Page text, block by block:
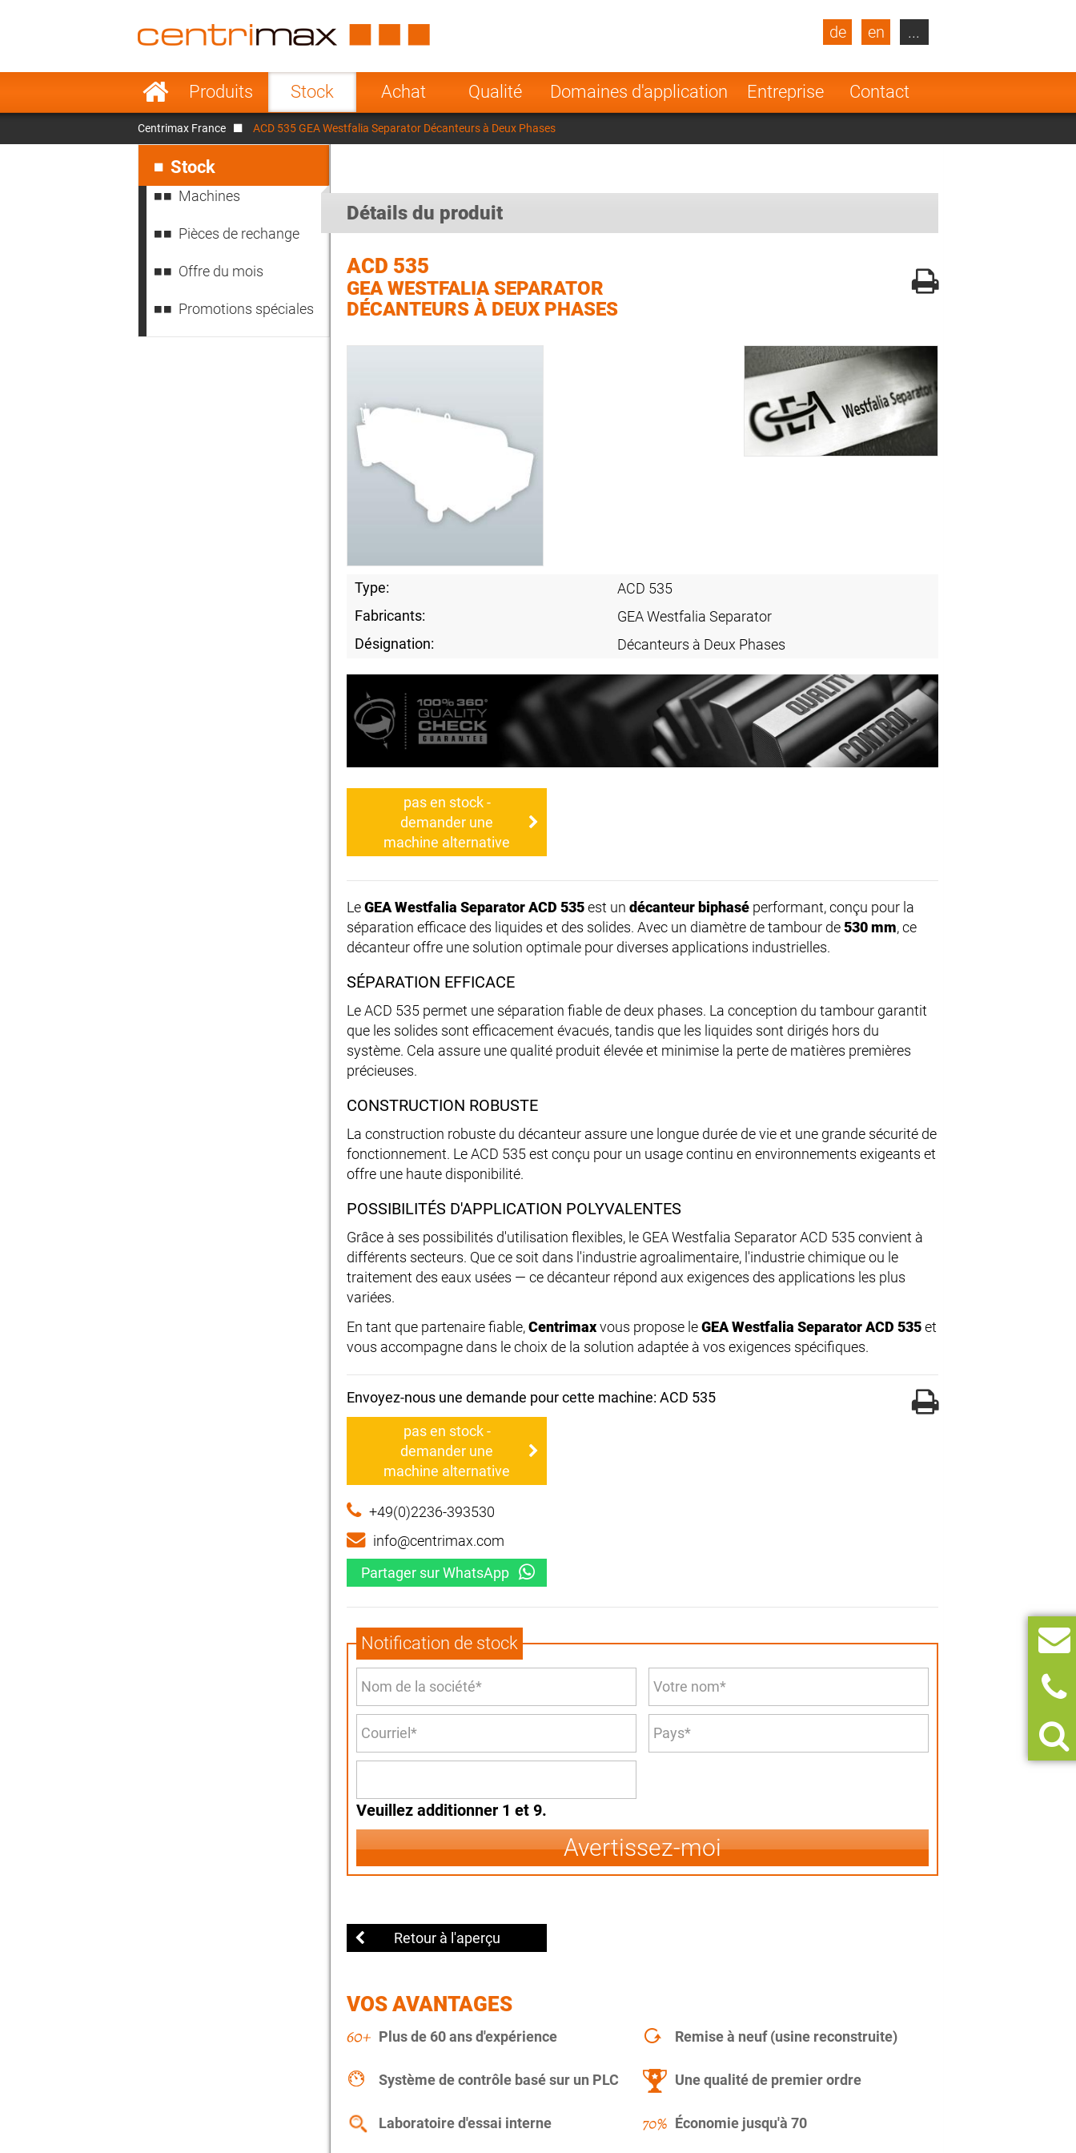
Aller
au
contenu
Produits Stock Achat Qualité Domaines d'application Entreprise Contact
de en
France Italy
Turkey
Sweden
Portugal Poland Norway
Netherlands
Greece
Denmark
China
...
Centrimax France
ACD 535 GEA Westfalia Separator Décanteurs à Deux Phases
au
contenuStock
Machines
Pièces de rechange
Offre du mois
Promotions spéciales
Détails du produit
ACD 535
GEA WESTFALIA SEPARATOR
DÉCANTEURS À DEUX PHASES
Type:
ACD 535
Fabricants:
GEA Westfalia Separator
Désignation:
Décanteurs à Deux Phases
pas en stock -
demander une
machine alternative
LeGEA Westfalia Separator ACD 535est un décanteur biphasé performant, conçu pour la
séparation efficace des liquides et des solides. Avec un diamètre de tambour de530 mm, ce
décanteur offre une solution optimale pour diverses applications industrielles.
SÉPARATION EFFICACE
Le ACD 535 permet une séparation fiable de deux phases. La conception du tambour garantit
que les solides sont efficacement évacués, tandis que les liquides sont dirigés hors du
système. Cela assure une qualité produit élevée et minimise la perte de matières premières
précieuses.
CONSTRUCTION ROBUSTE
La construction robuste du décanteur assure une longue durée de vie et une grande sécurité de
fonctionnement. Le ACD 535 est conçu pour un usage continu en environnements exigeants et
offre une haute disponibilité.
POSSIBILITÉS D'APPLICATION POLYVALENTES
Grâce à ses possibilités d'utilisation flexibles, le GEA Westfalia Separator ACD 535 convient à
différents secteurs. Que ce soit dans l'industrie agroalimentaire, l'industrie chimique ou le
traitement des eaux usées — ce décanteur répond aux exigences des applications les plus
variées.
En tant que partenaire fiable,Centrimaxvous propose leGEA Westfalia Separator ACD 535et
vous accompagne dans le choix de la solution adaptée à vos exigences spécifiques.
Envoyez-nous une demande pour cette machine: ACD 535
pas en stock -
demander une
machine alternative
+49(0)2236-393530
info@centrimax.com
Partager sur WhatsApp
Notification de stock
Veuillez additionner 1 et 9.
Avertissez-moi
Retour à l'aperçu
VOS AVANTAGES
Plus de 60 ans d'expérience Remise à neuf (usine reconstruite)
Système de contrôle basé sur un PLC Une qualité de premier ordre
Laboratoire d'essai interne Économie jusqu'à 70